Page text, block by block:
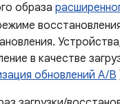
образа
в качестве
обновлений A/B